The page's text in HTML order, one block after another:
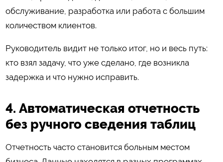
обслуживание, разработка или работа с большим
количеством клиентов.
Руководитель видит не только итог, но и весь путь:
кто взял задачу, что уже сделано, где возникла
задержка и что нужно исправить.
4. Автоматическая отчетность
без ручного сведения таблиц
Отчетность часто становится больным местом